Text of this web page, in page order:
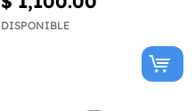
DISPONIBLE